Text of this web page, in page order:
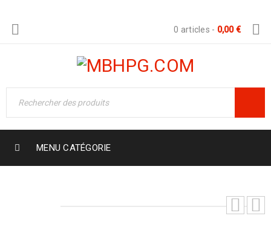
0 articles - 0,00€
MENU CATÉGORIE